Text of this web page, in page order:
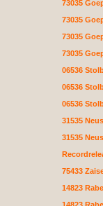
73035
73035
73035
73035
06536
06536
06536
31535
31535
75433
14823